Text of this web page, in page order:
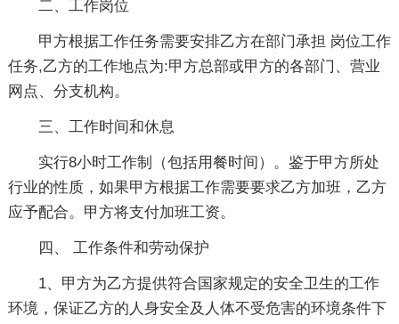
二、工作岗位
甲方根据工作任务需要安排乙方在部门承担 岗位工作
任务,乙方的工作地点为:甲方总部或甲方的各部门、营业
网点、分支机构。
三、工作时间和休息
实行8小时工作制（包括用餐时间）。鉴于甲方所处
行业的性质，如果甲方根据工作需要要求乙方加班，乙方
应予配合。甲方将支付加班工资。
四、 工作条件和劳动保护
1、甲方为乙方提供符合国家规定的安全卫生的工作
环境，保证乙方的人身安全及人体不受危害的环境条件下